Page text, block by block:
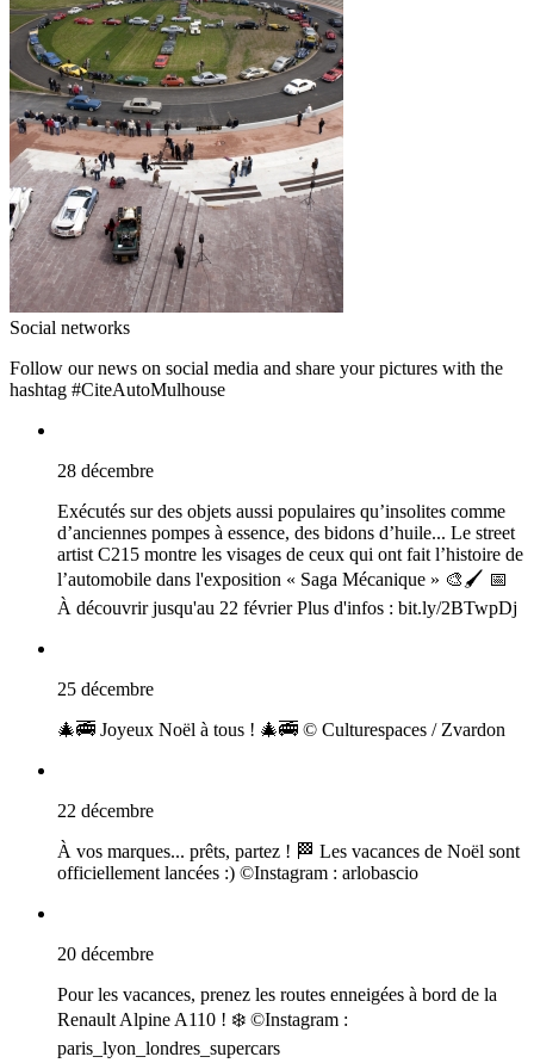
Social networks
Follow our news on social media and share your pictures with the
hashtag #CiteAutoMulhouse
28 décembre
Exécutés sur des objets aussi populaires qu’insolites comme
d’anciennes pompes à essence, des bidons d’huile... Le street
artist C215​ montre les visages de ceux qui ont fait l’histoire de
l’automobile dans l'exposition « Saga Mécanique » 🎨🖌 📅
À découvrir jusqu'au 22 février Plus d'infos : bit.ly/2BTwpDj
25 décembre
🎄🚎 Joyeux Noël à tous ! 🎄🚎 © Culturespaces / Zvardon
22 décembre
À vos marques... prêts, partez ! 🏁 Les vacances de Noël sont
officiellement lancées :) ©Instagram : arlobascio
20 décembre
Pour les vacances, prenez les routes enneigées à bord de la
Renault Alpine A110 ! ❄️ ©Instagram :
paris_lyon_londres_supercars